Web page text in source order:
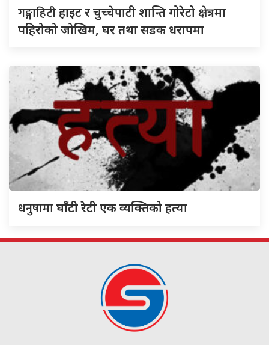
गङ्गाहिटीहाइट र चुच्चेपाटी शान्ति गोरेटो क्षेत्रमा
पहिरोको जोखिम, घर तथा सडक धरापमा
धनुषामाघाँटी रेटी एक व्यक्तिको हत्या